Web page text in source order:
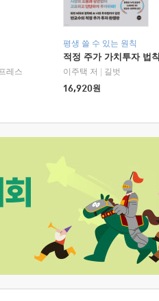
레스
평생 쓸 수 있는 원칙
적정 주가 가치투자 법칙
이주택 저
길벗
16,920원